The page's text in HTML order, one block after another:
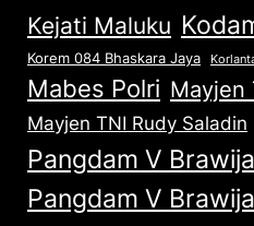
Kejati Maluku
Korem 084 Bhaskara Jaya
Mabes Polri Mayjen
Mayjen TNI Rudy Saladin
Pangdam V
Pangdam V